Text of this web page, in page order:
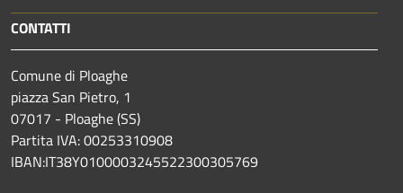
CONTATTI
Comune di Ploaghe
piazza San Pietro, 1
07017 - Ploaghe (SS)
Partita IVA: 00253310908
IBAN:IT38Y0100003245522300305769